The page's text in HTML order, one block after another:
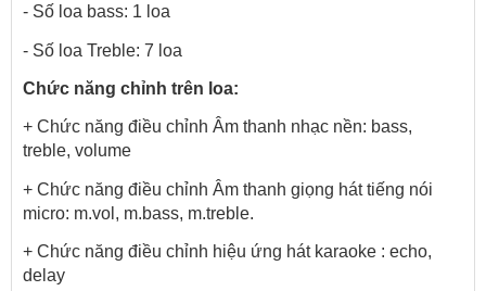
- Số loa bass: 1 loa
- Số loa Treble: 7 loa
Chức năng chỉnh trên loa:
+ Chức năng điều chỉnh Âm thanh nhạc nền: bass,
treble, volume
+ Chức năng điều chỉnh Âm thanh giọng hát tiếng nói
micro: m.vol, m.bass, m.treble.
+ Chức năng điều chỉnh hiệu ứng hát karaoke : echo,
delay